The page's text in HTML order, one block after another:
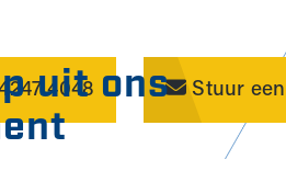
4048 Stuur
uit ons